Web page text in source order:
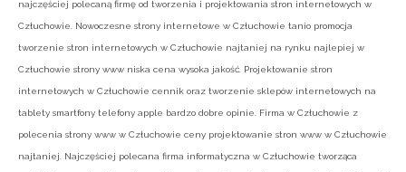
najczęściej polecaną firmę od tworzenia i projektowania stron internetowych w
Człuchowie. Nowoczesne strony internetowe w Człuchowie tanio promocja
tworzenie stron internetowych w Człuchowie najtaniej na rynku najlepiej w
Człuchowie strony www niska cena wysoka jakość. Projektowanie stron
internetowych w Człuchowie cennik oraz tworzenie sklepów internetowych na
tablety smartfony telefony apple bardzo dobre opinie. Firma w Człuchowie z
polecenia strony www w Człuchowie ceny projektowanie stron www w Człuchowie
najtaniej. Najczęściej polecana firma informatyczna w Człuchowie tworząca